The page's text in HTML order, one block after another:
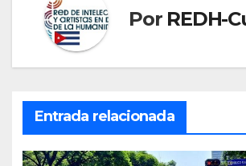
Por REDH-
Entrada relacionada